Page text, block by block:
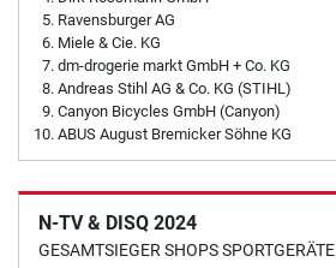
Ravensburger AG
Miele & Cie. KG
dm-drogerie markt GmbH + Co. KG
Andreas Stihl AG & Co. KG (STIHL)
Canyon Bicycles GmbH (Canyon)
ABUS August Bremicker Söhne KG
N-TV & DISQ 2024
GESAMTSIEGER SHOPS SPORTGERÄTE